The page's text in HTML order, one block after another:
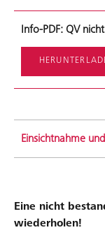
Info-PDF: QV
Einsichtnahme
Eine nicht
wiederholen!